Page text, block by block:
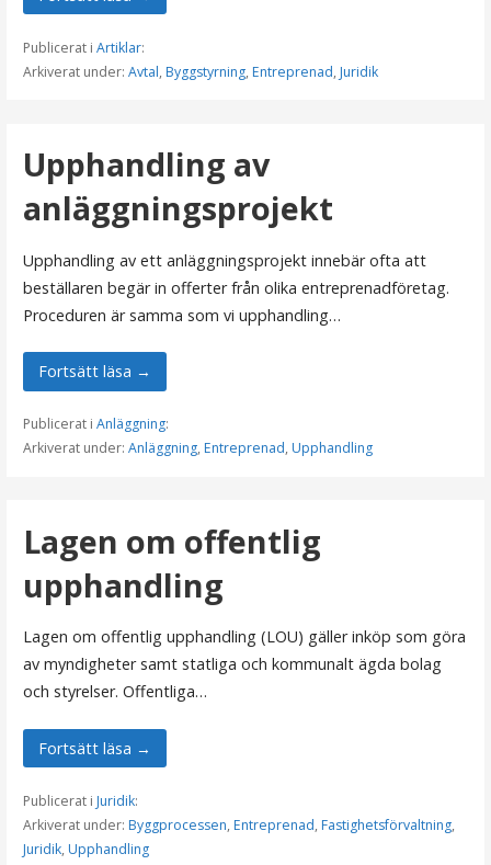
Publicerat i Artiklar:
Arkiverat under: Avtal, Byggstyrning, Entreprenad, Juridik
Upphandling av
anläggningsprojekt
Upphandling av ett anläggningsprojekt innebär ofta att
beställaren begär in offerter från olika entreprenadföretag.
Proceduren är samma som vi upphandling…
Fortsätt läsa →
Publicerat i Anläggning:
Arkiverat under: Anläggning, Entreprenad, Upphandling
Lagen om offentlig
upphandling
Lagen om offentlig upphandling (LOU) gäller inköp som göra
av myndigheter samt statliga och kommunalt ägda bolag
och styrelser. Offentliga…
Fortsätt läsa →
Publicerat i Juridik:
Arkiverat under: Byggprocessen, Entreprenad, Fastighetsförvaltning,
Juridik, Upphandling